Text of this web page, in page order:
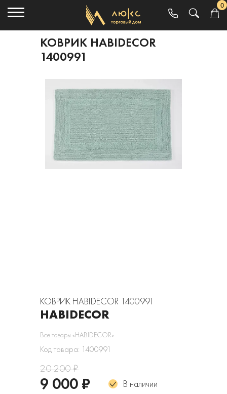
0
КОВРИК HABIDECOR
1400991
КОВРИК HABIDECOR 1400991
HABIDECOR
Все товары «HABIDECOR»
Код товара: 1400991
20 200 ₽
9 000 ₽ В наличии